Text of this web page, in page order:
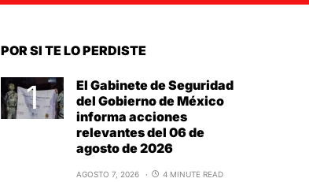
POR SI TE LO PERDISTE
El Gabinete de Seguridad
del Gobierno de México
informa acciones
relevantes del 06 de
agosto de 2026
AGOSTO 7, 2026 4 MINUTE READ